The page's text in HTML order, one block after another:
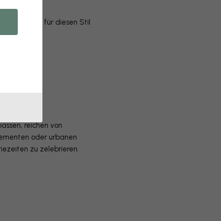
Wandbilder für diesen Stil
reichen von
oder urbanen
zu zelebrieren.